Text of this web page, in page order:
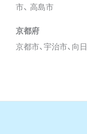
市、 高島市
京都府
京都市、宇治市、向